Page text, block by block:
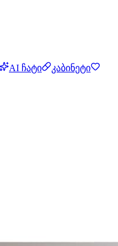
AI ჩატი
კაბინეტი